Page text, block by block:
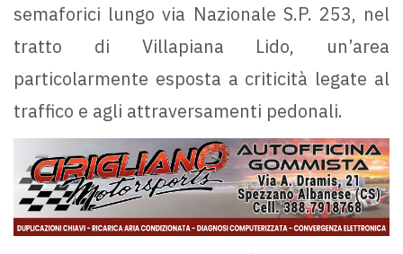
semaforici lungo via Nazionale S.P. 253, nel
tratto di Villapiana Lido, un’area
particolarmente esposta a criticità legate al
traffico e agli attraversamenti pedonali.